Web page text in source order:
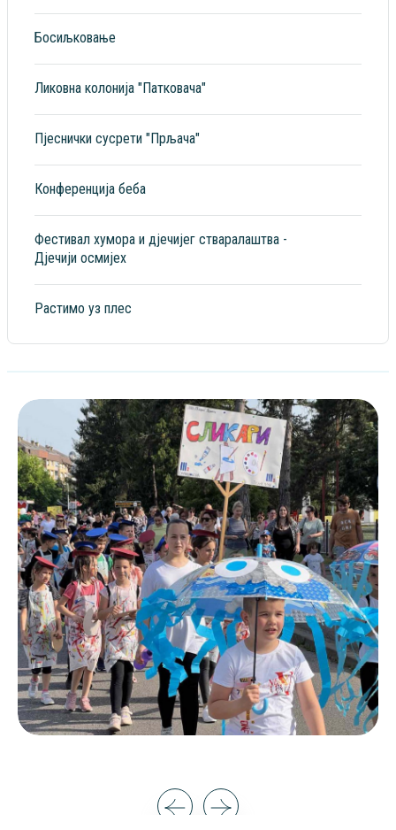
Босиљковање
Ликовна колонија "Патковача"
Пјеснички сусрети "Прљача"
Конференција беба
Фестивал хумора и дјечијег стваралаштва -
Дјечији осмијех
Растимо уз плес